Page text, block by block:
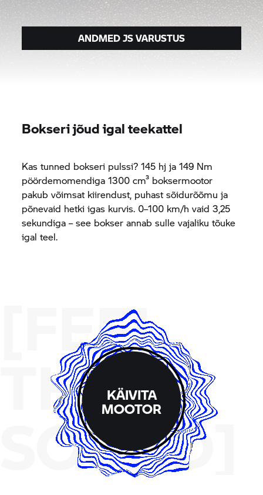
ANDMED JS VARUSTUS
Bokseri jõud igal teekattel
Kas tunned bokseri pulssi? 145 hj ja 149 Nm
pöördemomendiga 1300 cm³ boksermootor
pakub võimsat kiirendust, puhast sõidurõõmu ja
põnevaid hetki igas kurvis. 0–100 km/h vaid 3,25
sekundiga – see bokser annab sulle vajaliku tõuke
igal teel.
[FEEL
THE
SOUND]
KÄIVITA
MOOTOR